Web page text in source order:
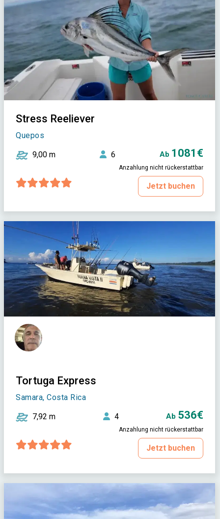
Stress Reeliever
Quepos
9,00 m 6 Ab 1081€
Anzahlung nicht rückerstattbar
Jetzt buchen
Tortuga Express
Samara, Costa Rica
7,92 m 4 Ab 536€
Anzahlung nicht rückerstattbar
Jetzt buchen